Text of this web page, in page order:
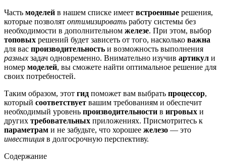
Часть моделей в нашем списке имеет встроенные решения,
которые позволят оптимизировать работу системы без
необходимости в дополнительном железе. При этом, выбор
топовых решений будет зависеть от того, насколько важна
для вас производительность и возможность выполнения
разных задач одновременно. Внимательно изучив артикул и
номер моделей, вы сможете найти оптимальное решение для
своих потребностей.
Таким образом, этот гид поможет вам выбрать процессор,
который соответствует вашим требованиям и обеспечит
необходимый уровень производительности в игровых и
других требовательных приложениях. Присмотритесь к
параметрам и не забудьте, что хорошее железо — это
инвестиция в долгосрочную перспективу.
Содержание